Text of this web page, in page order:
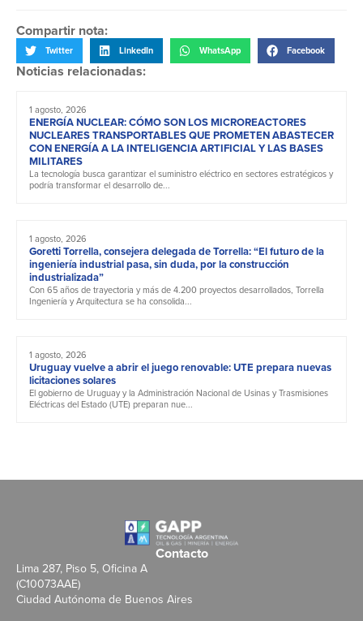
Compartir nota:
Twitter LinkedIn WhatsApp Facebook
Noticias relacionadas:
1 agosto, 2026
ENERGÍA NUCLEAR: CÓMO SON LOS MICROREACTORES
NUCLEARES TRANSPORTABLES QUE PROMETEN ABASTECER
CON ENERGÍA A LA INTELIGENCIA ARTIFICIAL Y LAS BASES
MILITARES
La tecnología busca garantizar el suministro eléctrico en sectores estratégicos y
podría transformar el desarrollo de...
1 agosto, 2026
Goretti Torrella, consejera delegada de Torrella: “El futuro de la
ingeniería industrial pasa, sin duda, por la construcción
industrializada”
Con 65 años de trayectoria y más de 4.200 proyectos desarrollados, Torrella
Ingeniería y Arquitectura se ha consolida...
1 agosto, 2026
Uruguay vuelve a abrir el juego renovable: UTE prepara nuevas
licitaciones solares
El gobierno de Uruguay y la Administración Nacional de Usinas y Trasmisiones
Eléctricas del Estado (UTE) preparan nue...
Contacto
Lima 287, Piso 5, Oficina A
(C10073AAE)
Ciudad Autónoma de Buenos Aires